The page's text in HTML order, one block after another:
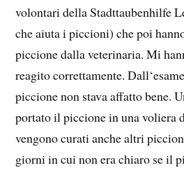
volontari della Stadttaubenhilfe
che aiuta i piccioni) che poi
piccione dalla veterinaria. Mi
reagito correttamente.
piccione non stava affatto bene.
portato il piccione in una voliera
vengono curati anche altri
giorni in cui non era chiaro se il